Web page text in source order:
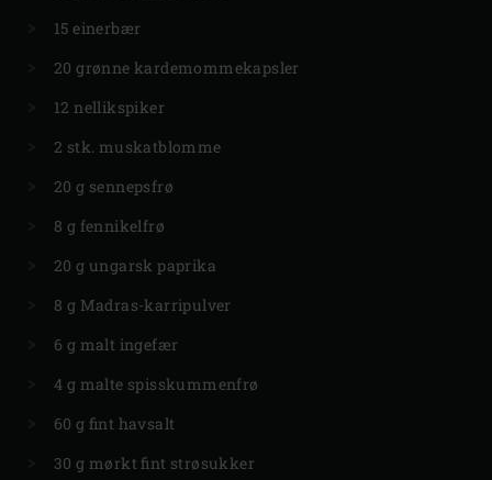
15 einerbær
20 grønne kardemommekapsler
12 nellikspiker
2 stk. muskatblomme
20 g sennepsfrø
8 g fennikelfrø
20 g ungarsk paprika
8 g Madras-karripulver
6 g malt ingefær
4 g malte spisskummenfrø
60 g fint havsalt
30 g mørkt fint strøsukker